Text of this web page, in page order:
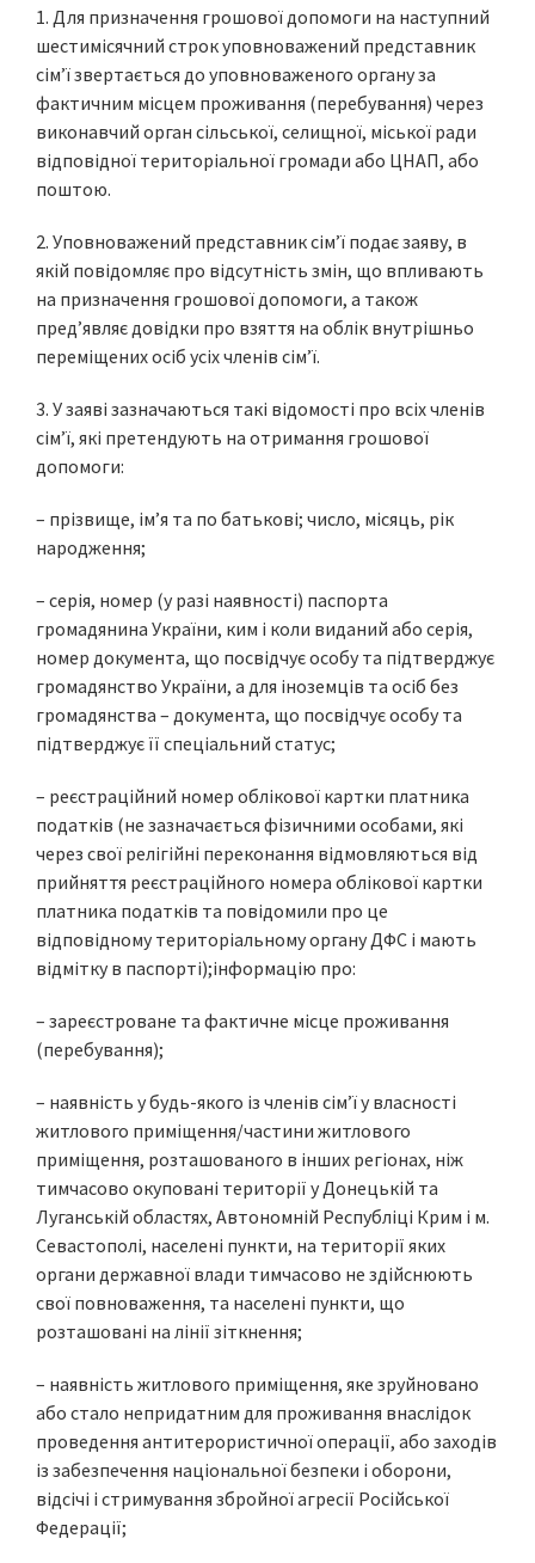
1. Для призначення грошової допомоги на наступний
шестимісячний строк уповноважений представник
сім’ї звертається до уповноваженого органу за
фактичним місцем проживання (перебування) через
виконавчий орган сільської, селищної, міської ради
відповідної територіальної громади або ЦНАП, або
поштою.
2. Уповноважений представник сім’ї подає заяву, в
якій повідомляє про відсутність змін, що впливають
на призначення грошової допомоги, а також
пред’являє довідки про взяття на облік внутрішньо
переміщених осіб усіх членів сім’ї.
3. У заяві зазначаються такі відомості про всіх членів
сім’ї, які претендують на отримання грошової
допомоги:
– прізвище, ім’я та по батькові; число, місяць, рік
народження;
– cерія, номер (у разі наявності) паспорта
громадянина України, ким і коли виданий або серія,
номер документа, що посвідчує особу та підтверджує
громадянство України, а для іноземців та осіб без
громадянства – документа, що посвідчує особу та
підтверджує її спеціальний статус;
– реєстраційний номер облікової картки платника
податків (не зазначається фізичними особами, які
через свої релігійні переконання відмовляються від
прийняття реєстраційного номера облікової картки
платника податків та повідомили про це
відповідному територіальному органу ДФС і мають
відмітку в паспорті);інформацію про:
– зареєстроване та фактичне місце проживання
(перебування);
– наявність у будь-якого із членів сім’ї у власності
житлового приміщення/частини житлового
приміщення, розташованого в інших регіонах, ніж
тимчасово окуповані території у Донецькій та
Луганській областях, Автономній Республіці Крим і м.
Севастополі, населені пункти, на території яких
органи державної влади тимчасово не здійснюють
свої повноваження, та населені пункти, що
розташовані на лінії зіткнення;
– наявність житлового приміщення, яке зруйновано
або стало непридатним для проживання внаслідок
проведення антитерористичної операції, або заходів
із забезпечення національної безпеки і оборони,
відсічі і стримування збройної агресії Російської
Федерації;